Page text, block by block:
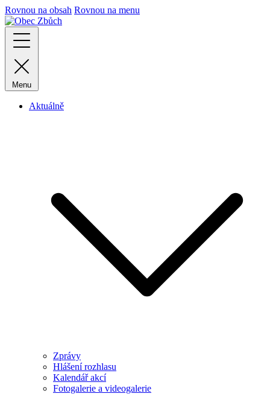
Rovnou na obsah Rovnou na menu
Menu
Aktuálně
Zprávy
Hlášení rozhlasu
Kalendář akcí
Fotogalerie a videogalerie